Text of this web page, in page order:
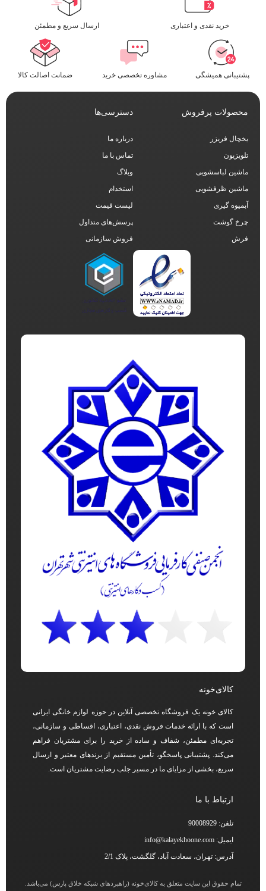
خرید نقدی و اعتباری ارسال سریع و مطمئن​
پشتیبانی همیشگی مشاوره تخصصی خرید ضمانت اصالت کالا
محصولات پرفروش
یخچال فریزر
تلویزیون
ماشین لباسشویی
ماشین ظرفشویی
آبمیوه گیری
چرخ گوشت
فرش
دسترسی‌ها
درباره ما
تماس با ما
وبلاگ
استخدام
لیست قیمت
پرسش‌های متداول
فروش سازمانی
کالای‌خونه
کالای خونه یک فروشگاه تخصصی آنلاین در حوزه لوازم خانگی ایرانی
است که با ارائه خدمات فروش نقدی، اعتباری، اقساطی و سازمانی،
تجربه‌ای مطمئن، شفاف و ساده از خرید را برای مشتریان فراهم
می‌کند. پشتیبانی پاسخگو، تأمین مستقیم از برندهای معتبر و ارسال
سریع، بخشی از مزایای ما در مسیر جلب رضایت مشتریان است.
ارتباط با ما
تلفن: 90008929
ایمیل: info@kalayekhoone.com
آدرس: تهران، سعادت آباد، گلگشت، پلاک 2/1
تمام حقوق این سایت متعلق به کالای‌خونه (راهبردهای شبکه خلاق پارس) می‌باشد.